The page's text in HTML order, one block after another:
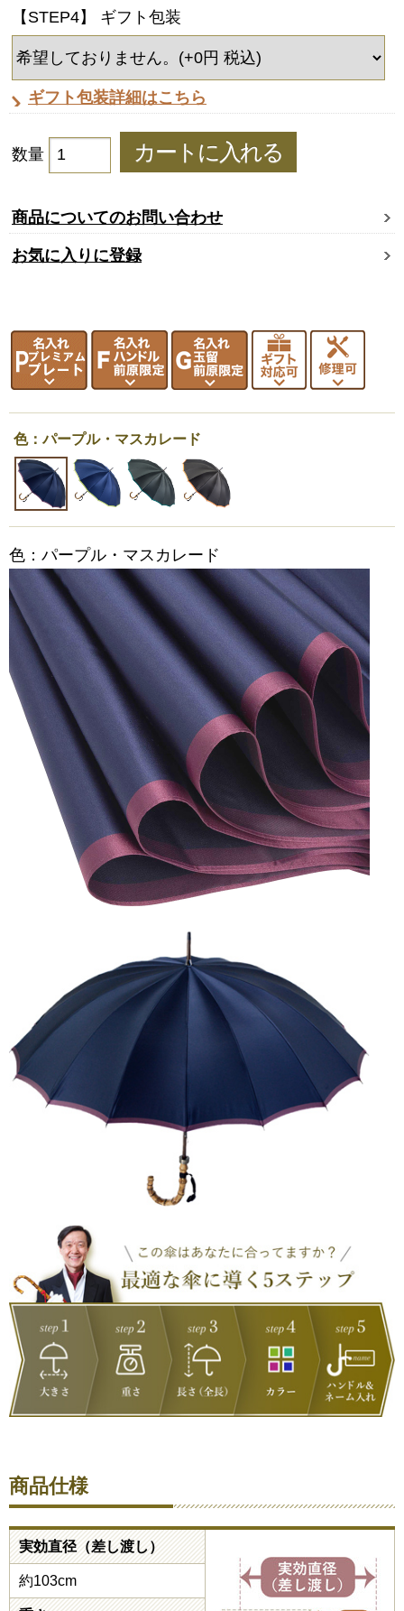
【STEP4】 ギフト包装
ギフト包装詳細はこちら
数量
商品についてのお問い合わせ
お気に入りに登録
色：パープル・マスカレード
色：パープル・マスカレード
商品仕様
実効直径（差し渡し）
約103cm